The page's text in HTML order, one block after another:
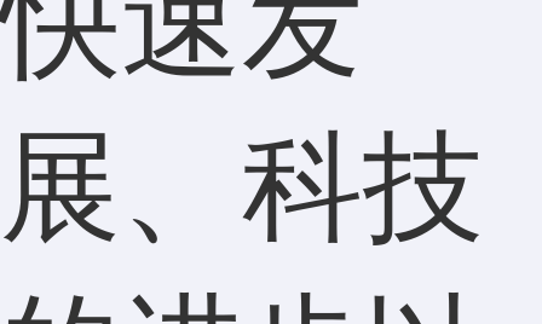
展、科技